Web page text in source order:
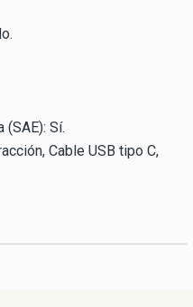
Sí.
Cable USB tipo C,